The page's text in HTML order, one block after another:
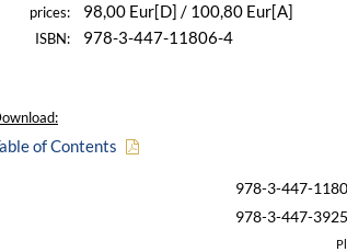
prices: 98,00 Eur[D] / 100,80 Eur[A]
ISBN: 978-3-447-11806-4
of Contents
978-3-447-
978-3-447-